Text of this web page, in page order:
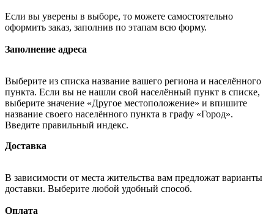
Если вы уверены в выборе, то можете самостоятельно
оформить заказ, заполнив по этапам всю форму.
Заполнение адреса
Выберите из списка название вашего региона и населённого
пункта. Если вы не нашли свой населённый пункт в списке,
выберите значение «Другое местоположение» и впишите
название своего населённого пункта в графу «Город».
Введите правильный индекс.
Доставка
В зависимости от места жительства вам предложат варианты
доставки. Выберите любой удобный способ.
Оплата